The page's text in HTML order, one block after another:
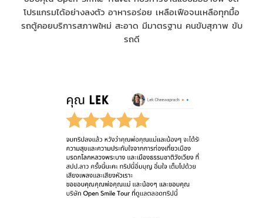
โปรแกรมได้อย่างลงตัว อาหารอร่อย เหลือเฟือจนเหลือทุกมื้อ
รถตู้คอยบริการสภาพใหม่ สะอาด มีมาตรฐาน คนขับสุภาพ ขับ
รถดี